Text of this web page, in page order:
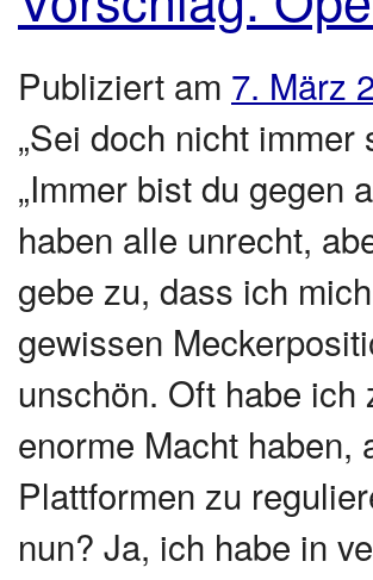
Publiziert am 7. März
„Sei doch nicht
„Immer bist du gegen
haben alle unrecht,
gebe zu, dass ich
gewissen
unschön. Oft habe
enorme Macht
Plattformen zu
nun? Ja, ich habe in